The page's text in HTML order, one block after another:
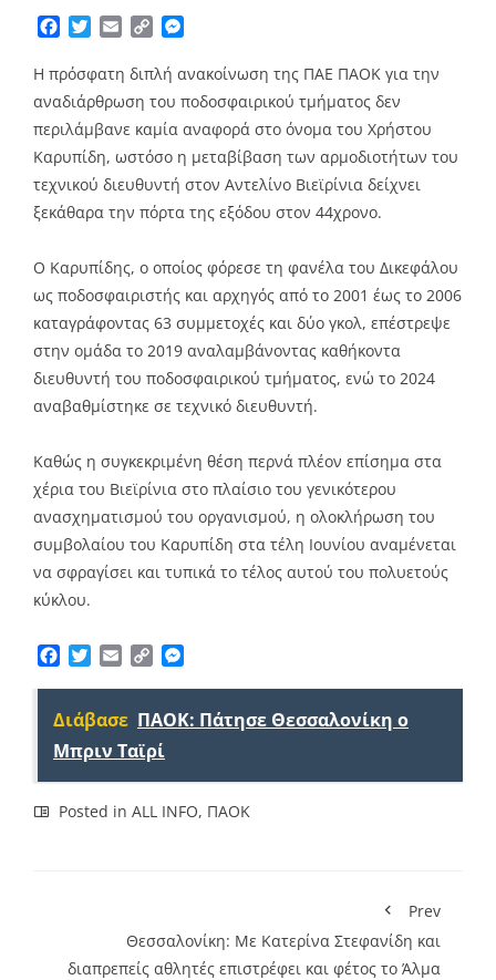
Facebook
TwitterEmailCopy
Η πρόσφατη διπλή ανακοίνωση της ΠΑΕ ΠΑΟΚ για την
αναδιάρθρωση του ποδοσφαιρικού τμήματος δεν
περιλάμβανε καμία αναφορά στο όνομα του Χρήστου
Καρυπίδη, ωστόσο η μεταβίβαση των αρμοδιοτήτων του
τεχνικού διευθυντή στον Αντελίνο Βιεϊρίνια δείχνει
ξεκάθαρα την πόρτα της εξόδου στον 44χρονο.
Ο Καρυπίδης, ο οποίος φόρεσε τη φανέλα του Δικεφάλου
ως ποδοσφαιριστής και αρχηγός από το 2001 έως το 2006
καταγράφοντας 63 συμμετοχές και δύο γκολ, επέστρεψε
στην ομάδα το 2019 αναλαμβάνοντας καθήκοντα
διευθυντή του ποδοσφαιρικού τμήματος, ενώ το 2024
αναβαθμίστηκε σε τεχνικό διευθυντή.
Καθώς η συγκεκριμένη θέση περνά πλέον επίσημα στα
χέρια του Βιεϊρίνια στο πλαίσιο του γενικότερου
ανασχηματισμού του οργανισμού, η ολοκλήρωση του
συμβολαίου του Καρυπίδη στα τέλη Ιουνίου αναμένεται
να σφραγίσει και τυπικά το τέλος αυτού του πολυετούς
κύκλου.
Facebook
TwitterEmailCopy
Διάβασε ΠΑΟΚ: Πάτησε Θεσσαλονίκη ο
Μπριν Ταϊρί
Posted in ALL INFO, ΠΑΟΚ
Prev
Θεσσαλονίκη: Με Κατερίνα Στεφανίδη και
διαπρεπείς αθλητές επιστρέφει και φέτος το Άλμα